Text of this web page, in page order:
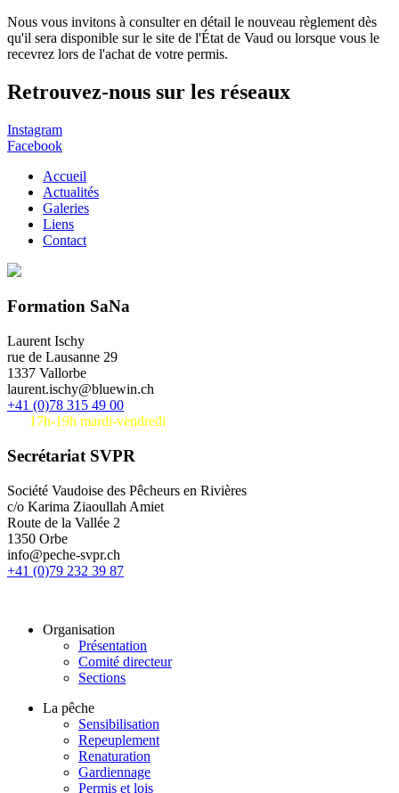
Nous vous invitons à consulter en détail le nouveau règlement dès
qu'il sera disponible sur le site de l'État de Vaud ou lorsque vous le
recevrez lors de l'achat de votre permis.
Retrouvez-nous sur les réseaux
Instagram
Facebook
Accueil
Actualités
Galeries
Liens
Contact
Formation SaNa
Laurent Ischy
rue de Lausanne 29
1337 Vallorbe
laurent.ischy@bluewin.ch
+41 (0)78 315 49 00
17h-19h mardi-vendredi
Secrétariat SVPR
Société Vaudoise des Pêcheurs en Rivières
c/o Karima Ziaoullah Amiet
Route de la Vallée 2
1350 Orbe
info@peche-svpr.ch
+41 (0)79 232 39 87
Organisation
Présentation
Comité directeur
Sections
La pêche
Sensibilisation
Repeuplement
Renaturation
Gardiennage
Permis et lois